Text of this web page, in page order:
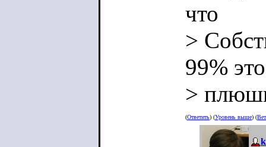
что
>
99%
>
(Ответить) (Уровень выше) (